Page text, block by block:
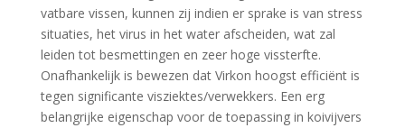
vatbare vissen, kunnen zij indien er sprake is van stress
situaties, het virus in het water afscheiden, wat zal
leiden tot besmettingen en zeer hoge vissterfte.
Onafhankelijk is bewezen dat Virkon hoogst efficiënt is
tegen significante visziektes/verwekkers. Een erg
belangrijke eigenschap voor de toepassing in koivijvers